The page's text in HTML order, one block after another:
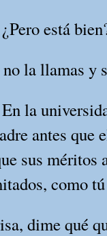
¿Pero está
no la llamas y
En la
antes que
sus méritos
como tú
dime qué